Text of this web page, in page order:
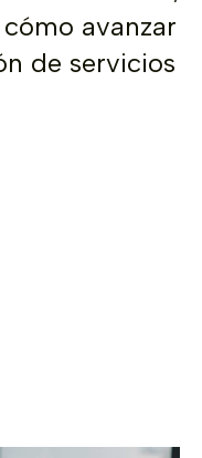
avanzar
de servicios